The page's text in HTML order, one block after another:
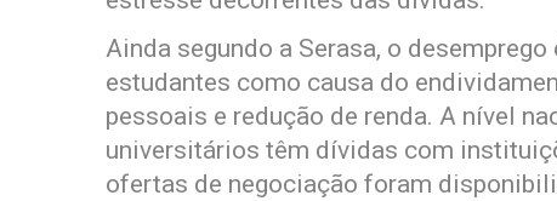
Ainda segundo a Serasa, o
estudantes como causa do
pessoais e redução de renda. A nível
universitários têm dívidas com
ofertas de negociação foram